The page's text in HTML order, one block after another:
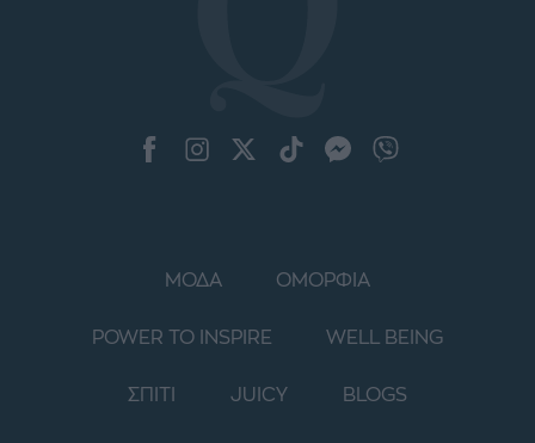
ΜΟΔΑ ΟΜΟΡΦΙΑ
POWER TO INSPIRE WELL BEING
ΣΠΙΤΙ JUICY BLOGS